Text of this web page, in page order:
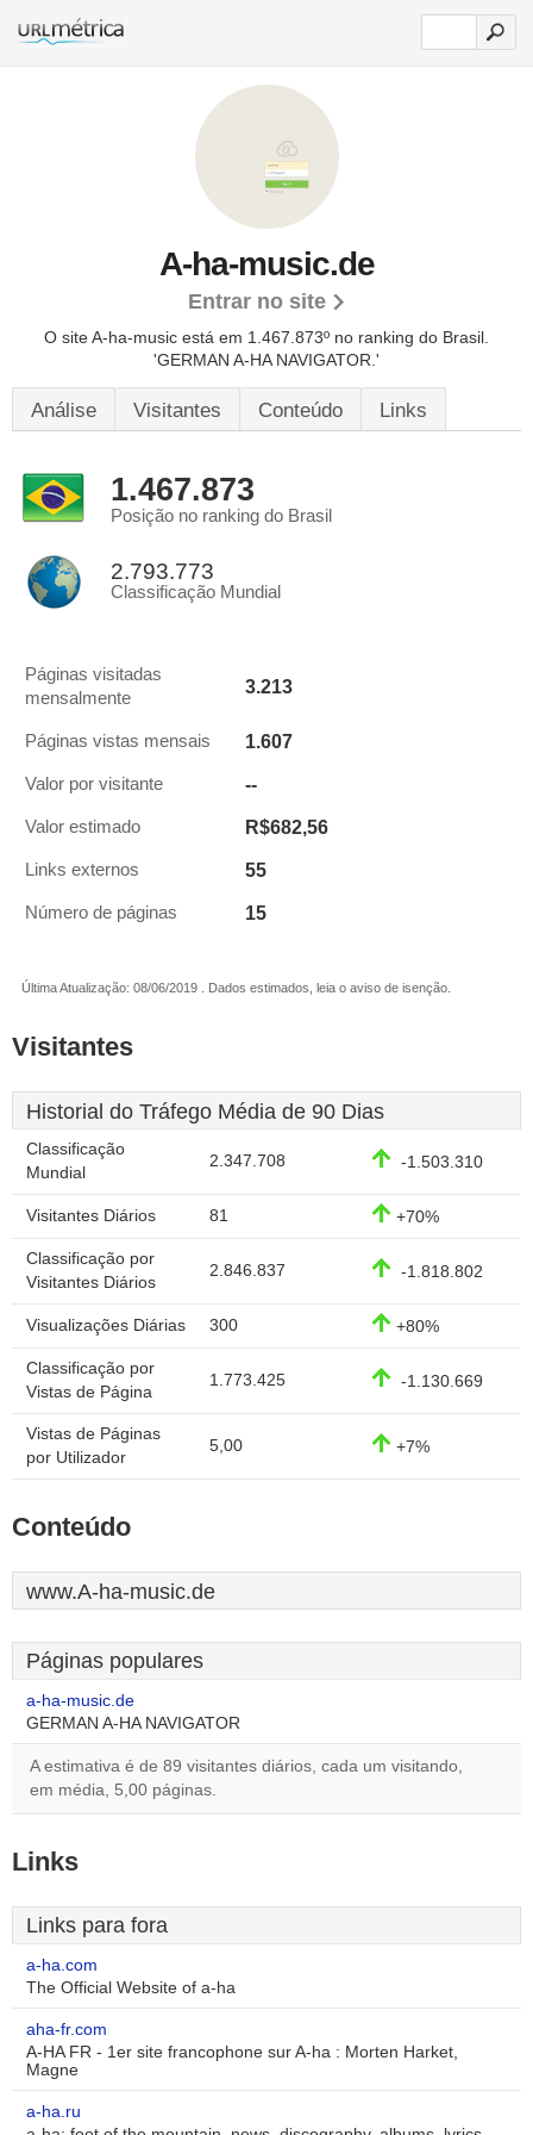
A-ha-music.de
Entrar no site
O site A-ha-music está em 1.467.873º no ranking do Brasil.
'GERMAN A-HA NAVIGATOR.'
Análise Visitantes Conteúdo Links
1.467.873
Posição no ranking do Brasil
2.793.773
Classificação Mundial
Páginas visitadas
mensalmente
3.213
Páginas vistas mensais 1.607
Valor por visitante --
Valor estimado R$682,56
Links externos 55
Número de páginas 15
Última Atualização: 08/06/2019 . Dados estimados, leia o aviso de isenção.
Visitantes
Historial do Tráfego Média de 90 Dias
Classificação
Mundial
2.347.708 -1.503.310
Visitantes Diários 81 +70%
Classificação por
Visitantes Diários
2.846.837 -1.818.802
Visualizações Diárias 300 +80%
Classificação por
Vistas de Página
1.773.425 -1.130.669
Vistas de Páginas
por Utilizador
5,00 +7%
Conteúdo
www.A-ha-music.de
Páginas populares
a-ha-music.de
GERMAN A-HA NAVIGATOR
A estimativa é de 89 visitantes diários, cada um visitando,
em média, 5,00 páginas.
Links
Links para fora
a-ha.com
The Official Website of a-ha
aha-fr.com
A-HA FR - 1er site francophone sur A-ha : Morten Harket,
Magne
a-ha.ru